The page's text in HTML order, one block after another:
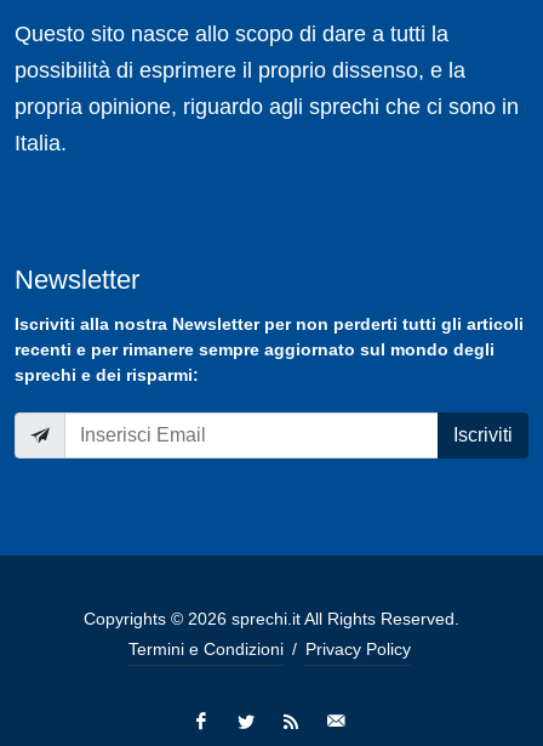
Questo sito nasce allo scopo di dare a tutti la
possibilità di esprimere il proprio dissenso, e la
propria opinione, riguardo agli sprechi che ci sono in
Italia.
Newsletter
Iscriviti alla nostra Newsletterper non perderti tutti gli articoli
recenti e per rimanere sempre aggiornato sul mondo degli
sprechi e dei risparmi:
Iscriviti
Copyrights © 2026 sprechi.it All Rights Reserved.
Termini e Condizioni / Privacy Policy